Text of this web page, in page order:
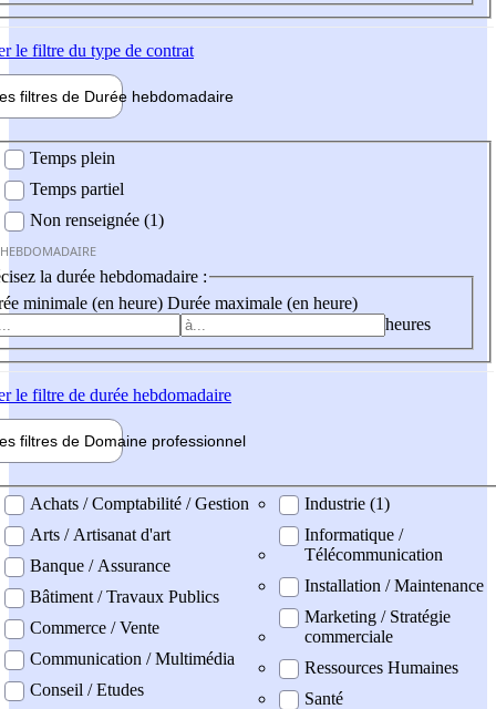
le filtre du type de contrat
filtres de Durée hebdomadaire
Temps plein
Temps partiel
Non renseignée (1)
la durée hebdomadaire :
minimale (en heure) Durée maximale (en heure)
heures
le filtre de durée hebdomadaire
filtres de Domaine professionnel
professionel
Achats / Comptabilité / Gestion
Arts / Artisanat d'art
Banque / Assurance
Bâtiment / Travaux Publics
Commerce / Vente
Communication / Multimédia
Conseil / Etudes
Industrie (1)
Informatique /
Télécommunication
Installation / Maintenance
Marketing / Stratégie
commerciale
Ressources Humaines
Santé